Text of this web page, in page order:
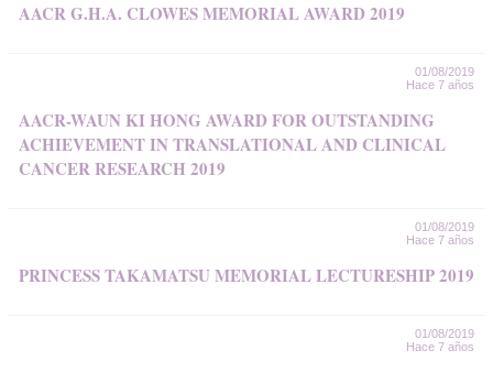
AACR G.H.A. CLOWES MEMORIAL AWARD 2019
01/08/2019
Hace 7 años
AACR-WAUN KI HONG AWARD FOR OUTSTANDING
ACHIEVEMENT IN TRANSLATIONAL AND CLINICAL
CANCER RESEARCH 2019
01/08/2019
Hace 7 años
PRINCESS TAKAMATSU MEMORIAL LECTURESHIP 2019
01/08/2019
Hace 7 años